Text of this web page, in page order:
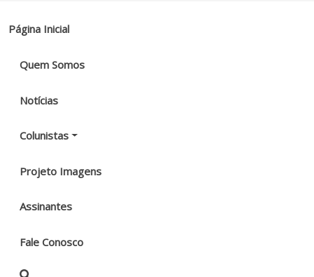
Página Inicial
Quem Somos
Notícias
Colunistas
Projeto Imagens
Assinantes
Fale Conosco